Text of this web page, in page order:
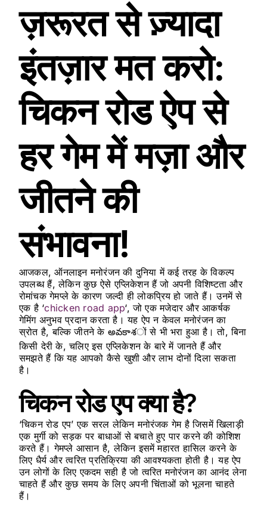
ज़रूरत से ज़्यादा
इंतज़ार मत करो:
चिकन रोड ऐप से
हर गेम में मज़ा और
जीतने की
संभावना!
आजकल, ऑनलाइन मनोरंजन की दुनिया में कई तरह के विकल्प
उपलब्ध हैं, लेकिन कुछ ऐसे एप्लिकेशन हैं जो अपनी विशिष्टता और
रोमांचक गेमप्ले के कारण जल्दी ही लोकप्रिय हो जाते हैं। उनमें से
एक है ‘chicken road app‘, जो एक मजेदार और आकर्षक
गेमिंग अनुभव प्रदान करता है। यह ऐप न केवल मनोरंजन का
स्रोत है, बल्कि जीतने के అవకాశों से भी भरा हुआ है। तो, बिना
किसी देरी के, चलिए इस एप्लिकेशन के बारे में जानते हैं और
समझते हैं कि यह आपको कैसे खुशी और लाभ दोनों दिला सकता
है।
चिकन रोड एप क्या है?
‘चिकन रोड एप’ एक सरल लेकिन मनोरंजक गेम है जिसमें खिलाड़ी
एक मुर्गी को सड़क पर बाधाओं से बचाते हुए पार करने की कोशिश
करते हैं। गेमप्ले आसान है, लेकिन इसमें महारत हासिल करने के
लिए धैर्य और त्वरित प्रतिक्रिया की आवश्यकता होती है। यह ऐप
उन लोगों के लिए एकदम सही है जो त्वरित मनोरंजन का आनंद लेना
चाहते हैं और कुछ समय के लिए अपनी चिंताओं को भूलना चाहते
हैं।